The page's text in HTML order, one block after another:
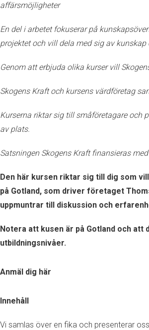
affärsmöjligheter
En del i arbetet fokuserar på
projektet och vill dela med sig av kunskap
Genom att erbjuda olika kurser vill
Skogens Kraft och kursens värdföretag
Kurserna riktar sig till småföretagare och
av plats.
Satsningen Skogens Kraft finansieras
Den här kursen riktar sig till dig som
på Gotland, som driver företaget
uppmuntrar till diskussion och
Notera att kusen är på Gotland och
utbildningsnivåer.
Anmäl dig här
Innehåll
Vi samlas över en fika och presenterar